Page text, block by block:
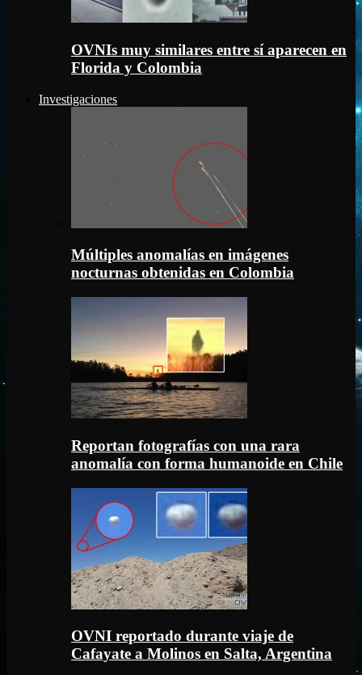
OVNIs muy similares entre sí aparecen en
Florida y Colombia
Investigaciones
Múltiples anomalías en imágenes
nocturnas obtenidas en Colombia
Reportan fotografías con una rara
anomalía con forma humanoide en Chile
OVNI reportado durante viaje de
Cafayate a Molinos en Salta, Argentina